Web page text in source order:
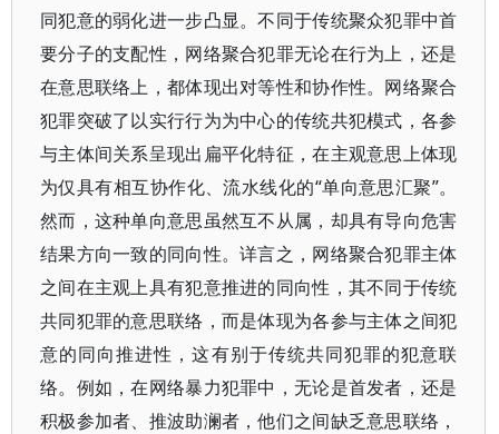
同犯意的弱化进一步凸显。不同于传统聚众犯罪中首
要分子的支配性，网络聚合犯罪无论在行为上，还是
在意思联络上，都体现出对等性和协作性。网络聚合
犯罪突破了以实行行为为中心的传统共犯模式，各参
与主体间关系呈现出扁平化特征，在主观意思上体现
为仅具有相互协作化、流水线化的“单向意思汇聚”。
然而，这种单向意思虽然互不从属，却具有导向危害
结果方向一致的同向性。详言之，网络聚合犯罪主体
之间在主观上具有犯意推进的同向性，其不同于传统
共同犯罪的意思联络，而是体现为各参与主体之间犯
意的同向推进性，这有别于传统共同犯罪的犯意联
络。例如，在网络暴力犯罪中，无论是首发者，还是
积极参加者、推波助澜者，他们之间缺乏意思联络，